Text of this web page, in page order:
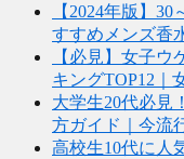
【2024年版】
すすめメンズ香
【必見】女子ウ
キングTOP12｜
大学生20代必見
方ガイド｜今流
高校生10代に人